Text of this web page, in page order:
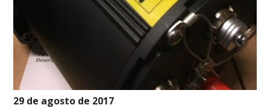
29 de agosto de 2017